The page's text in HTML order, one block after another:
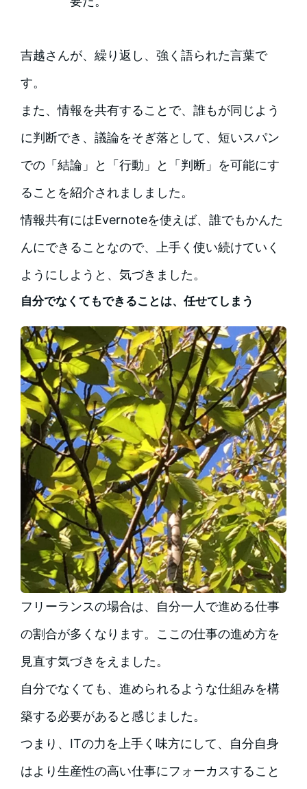
吉越さんが、繰り返し、強く語られた言葉で
す。
また、情報を共有することで、誰もが同じよう
に判断でき、議論をそぎ落として、短いスパン
での「結論」と「行動」と「判断」を可能にす
ることを紹介されましました。
情報共有にはEvernoteを使えば、誰でもかんた
んにできることなので、上手く使い続けていく
ようにしようと、気づきました。
自分でなくてもできることは、任せてしまう
フリーランスの場合は、自分一人で進める仕事
の割合が多くなります。ここの仕事の進め方を
見直す気づきをえました。
自分でなくても、進められるような仕組みを構
築する必要があると感じました。
つまり、ITの力を上手く味方にして、自分自身
はより生産性の高い仕事にフォーカスすること